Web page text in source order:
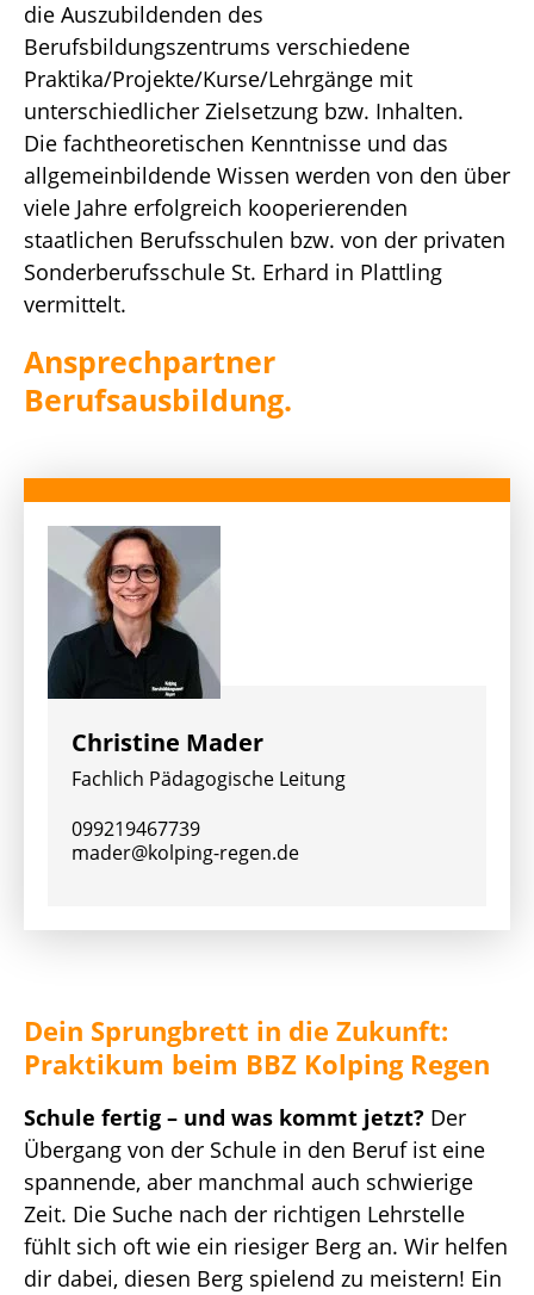
die Auszubildenden des
Berufsbildungszentrums verschiedene
Praktika/Projekte/Kurse/Lehrgänge mit
unterschiedlicher Zielsetzung bzw. Inhalten.
Die fachtheoretischen Kenntnisse und das
allgemeinbildende Wissen werden von den über
viele Jahre erfolgreich kooperierenden
staatlichen Berufsschulen bzw. von der privaten
Sonderberufsschule St. Erhard in Plattling
vermittelt.
Ansprechpartner
Berufsausbildung.
Christine Mader
Fachlich Pädagogische Leitung
099219467739
mader@kolping-regen.de
Dein Sprungbrett in die Zukunft:
Praktikum beim BBZ Kolping Regen
Schule fertig – und was kommt jetzt? Der
Übergang von der Schule in den Beruf ist eine
spannende, aber manchmal auch schwierige
Zeit. Die Suche nach der richtigen Lehrstelle
fühlt sich oft wie ein riesiger Berg an. Wir helfen
dir dabei, diesen Berg spielend zu meistern! Ein